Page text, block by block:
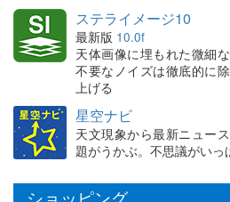
ステライメージ10
最新版 10.0f
天体画像に埋もれた微細
不要なノイズは徹底的に
上げる
星空ナビ
天文現象から最新ニュー
題がうかぶ。不思議がいっ